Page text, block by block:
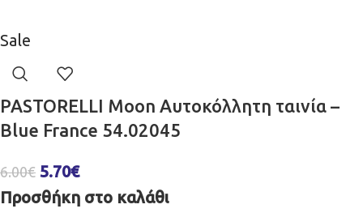
Sale
PASTORELLI Moon Aυτοκόλλητη ταινία –
Blue France 54.02045
6.00€ 5.70€
Προσθήκη στο καλάθι